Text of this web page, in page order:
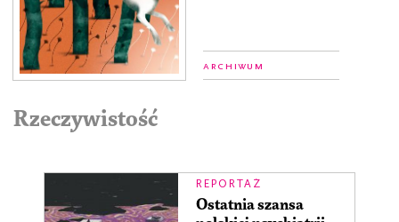
Archiwum
Rzeczywistość
REPORTAŻ
Ostatnia szansa